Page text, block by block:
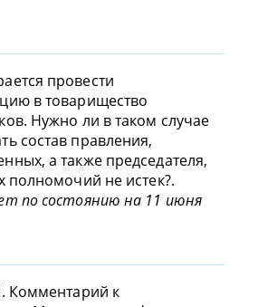
провести
в товарищество
Нужно ли в таком случае
состав правления,
а также председателя,
полномочий не истек?.
по состоянию на 11 июня
Комментарий к